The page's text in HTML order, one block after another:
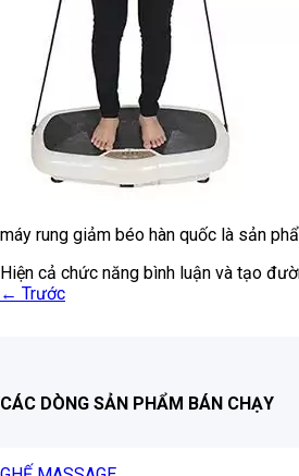
máy rung giảm béo hàn quốc là sản
Hiện cả chức năng bình luận và tạo
← Trước
CÁC DÒNG SẢN PHẨM BÁN CHẠY